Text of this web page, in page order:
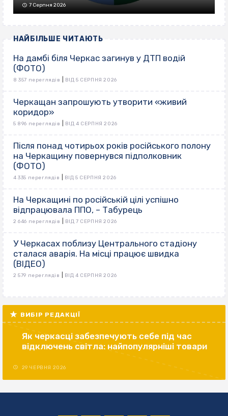
7 Серпня 2026
НАЙБІЛЬШЕ ЧИТАЮТЬ
На дамбі біля Черкас загинув у ДТП водій
(ФОТО)
8 357 переглядів ВІД 5 СЕРПНЯ 2026
Черкащан запрошують утворити «живий
коридор»
5 896 переглядів ВІД 4 СЕРПНЯ 2026
Після понад чотирьох років російського полону
на Черкащину повернувся підполковник
(ФОТО)
4 335 переглядів ВІД 5 СЕРПНЯ 2026
На Черкащині по російській цілі успішно
відпрацювала ППО, – Табурець
2 646 переглядів ВІД 7 СЕРПНЯ 2026
У Черкасах поблизу Центрального стадіону
сталася аварія. На місці працює швидка
(ВІДЕО)
2 579 переглядів ВІД 4 СЕРПНЯ 2026
ВИБІР РЕДАКЦІЇ
Як черкасці забезпечують себе під час
відключень світла: найпопулярніші товари
29 ЧЕРВНЯ 2026